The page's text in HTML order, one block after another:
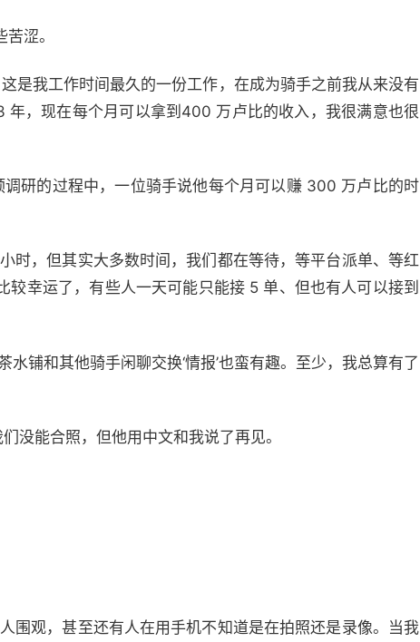
涩。
是我工作时间最久的一份工作，在成为骑手之前我从来没有
，现在每个月可以拿到400 万卢比的收入，我很满意也很
研的过程中，一位骑手说他每个月可以赚 300 万卢比的时
时，但其实大多数时间，我们都在等待，等平台派单、等红
幸运了，有些人一天可能只能接 5 单、但也有人可以接到
铺和其他骑手闲聊交换‘情报’也蛮有趣。至少，我总算有了
没能合照，但他用中文和我说了再见。
围观，甚至还有人在用手机不知道是在拍照还是录像。当我